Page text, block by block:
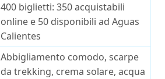
400 biglietti: 350 acquistabili
online e 50 disponibili ad Aguas
Calientes
Abbigliamento comodo, scarpe
da trekking, crema solare, acqua